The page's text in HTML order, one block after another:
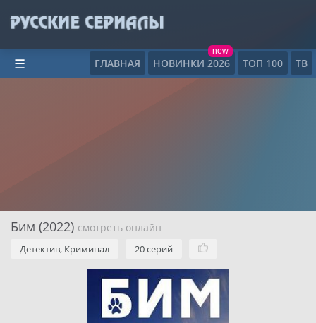
ГЛАВНАЯ НОВИНКИ 2026
new
ТОП 100 ТВ
☰
Бим (2022) смотреть онлайн
Детектив, Криминал 20 серий